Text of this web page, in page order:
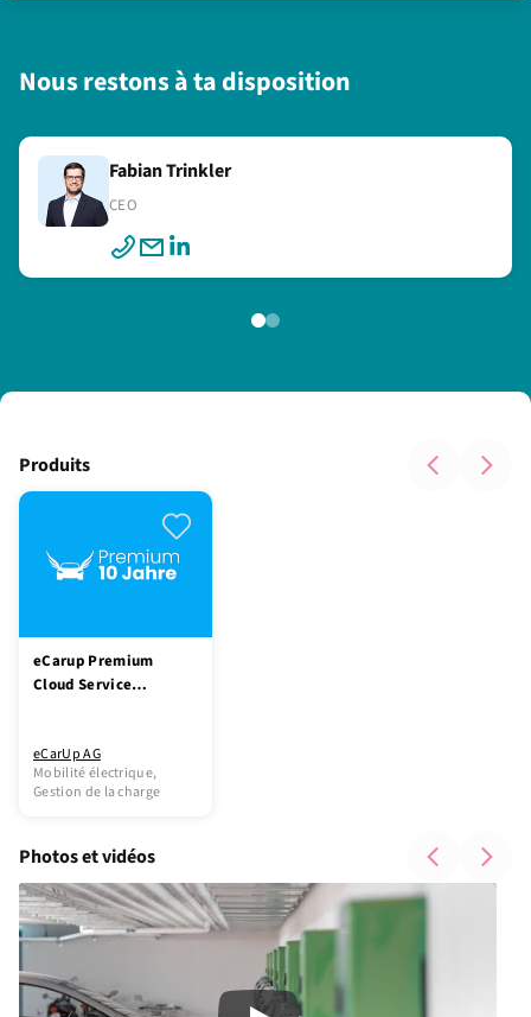
Nous restons à ta disposition
Fabian Trinkler
CEO
eCarup Premium
Cloud Service
eCarUp AG
Mobilité électrique,
Gestion de la charge
Produits
Photos et vidéos